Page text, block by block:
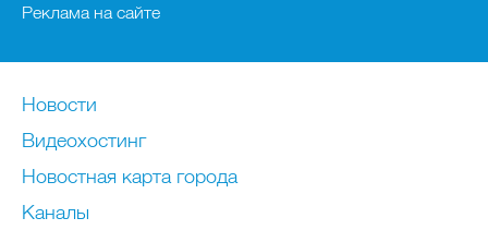
Реклама на сайте
Новости
Видеохостинг
Новостная карта города
Каналы